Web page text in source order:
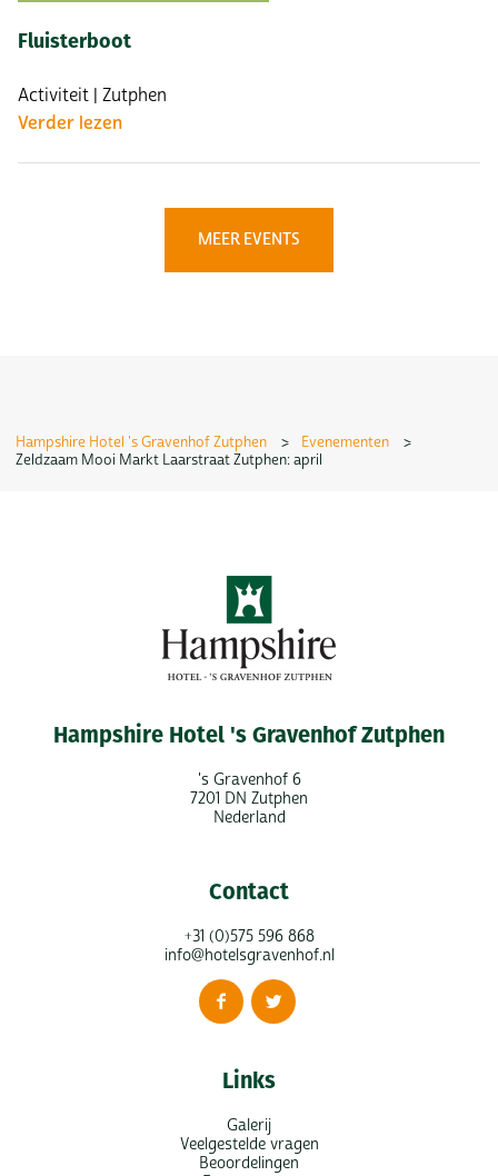
Fluisterboot
Activiteit | Zutphen
Verder lezen
MEER EVENTS
Hampshire Hotel 's Gravenhof Zutphen > Evenementen
>
Zeldzaam Mooi Markt Laarstraat Zutphen: april
Hampshire Hotel 's Gravenhof Zutphen
's Gravenhof 6
7201 DN Zutphen
Nederland
Contact
+31 (0)575 596 868
info@hotelsgravenhof.nl
Links
Galerij
Veelgestelde vragen
Beoordelingen